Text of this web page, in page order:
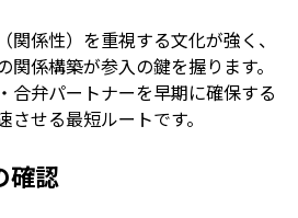
係性）を重視する文化が強く、
係構築が参入の鍵を握ります。
合弁パートナーを早期に確保する
せる最短ルートです。
確認